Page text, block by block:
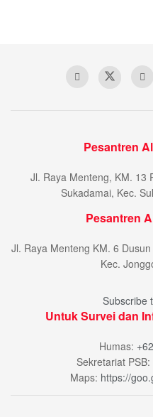
Pesantren
Jl. Raya Menteng, KM. 13
Sukadamai, Kec.
Pesantren
Jl. Raya Menteng KM. 6
Kec.
Subscribe
Untuk Survei dan
Humas:
Sekretariat PSB:
Maps: https://